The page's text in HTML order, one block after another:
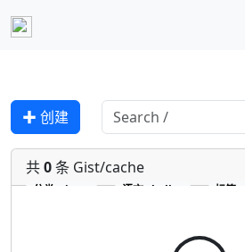
✚ 创建
共0条 Gist/cache
分类 Gist 语言 shell 标签